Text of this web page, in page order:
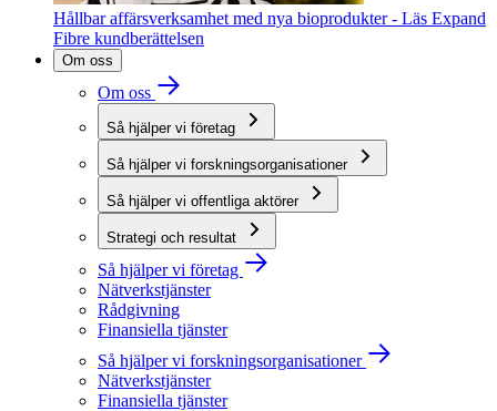
Hållbar affärsverksamhet med nya bioprodukter - Läs Expand
Fibre kundberättelsen
Om oss
Om oss
Så hjälper vi företag
Så hjälper vi forskningsorganisationer
Så hjälper vi offentliga aktörer
Strategi och resultat
Så hjälper vi företag
Nätverkstjänster
Rådgivning
Finansiella tjänster
Så hjälper vi forskningsorganisationer
Nätverkstjänster
Finansiella tjänster